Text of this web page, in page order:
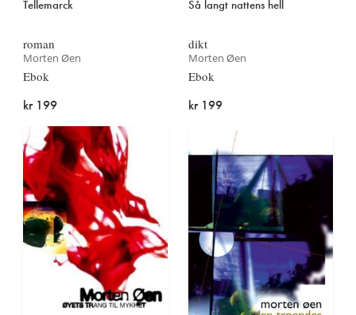
Tellemarck
roman
Morten Øen
Ebok
kr 199
Så langt nattens hell
dikt
Morten Øen
Ebok
kr 199